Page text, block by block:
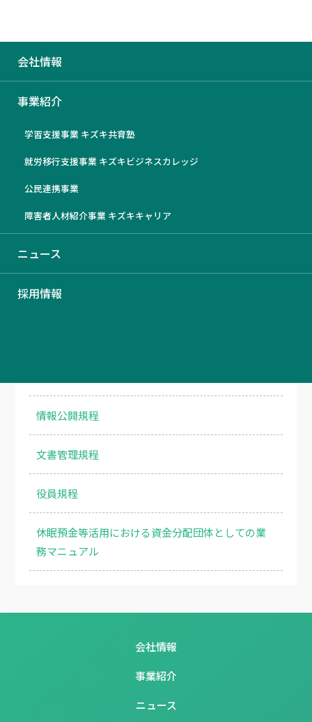
会社情報
事業紹介
学習支援事業 キズキ共育塾
就労移行支援事業 キズキビジネスカレッジ
公民連携事業
障害者人材紹介事業 キズキキャリア
ニュース
採用情報
社内規定
定款
組織規程
職務権限規程
経理規程
賃金規程
情報公開規程
文書管理規程
役員規程
休眠預金等活用における資金分配団体としての業
務マニュアル
会社情報
事業紹介
ニュース